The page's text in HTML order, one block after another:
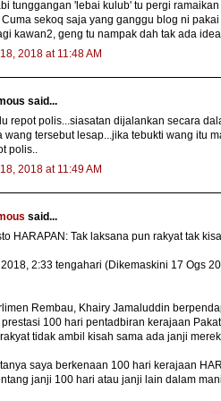
tunggangan 'lebai kulub' tu pergi
sekoq saja yang ganggu blog ni
kawan2, geng tu nampak dah tak ada idea..
2018 at 11:48 AM
said...
repot polis...siasatan dijalankan secara
wang tersebut lesap...jika tebukti wang itu
polis..
2018 at 11:49 AM
said...
HARAPAN: Tak laksana pun rakyat tak
2:33 tengahari (Dikemaskini 17 Ogs
Rembau, Khairy Jamaluddin
100 hari pentadbiran kerajaan
tidak ambil kisah sama ada janji
saya berkenaan 100 hari kerajaan
janji 100 hari atau janji lain dalam